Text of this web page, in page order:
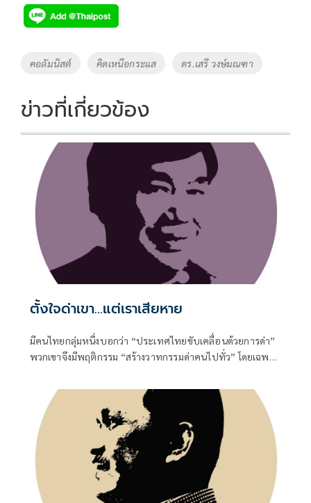
e
b
o
k
tt
er
p
y
Li
k
Tags
คอลัมนิสต์ คิดเหนือกระแส ดร.เสรี วงษ์มณฑา
ข่าวที่เกี่ยวข้อง
ตั้งใจด่าเขา...แต่เราเสียหาย
มีคนไทยกลุ่มหนึ่งบอกว่า “ประเทศไทยขับเคลื่อนด้วยการด่า”
พวกเขาจึงมีพฤติกรรม “สร้างวาทกรรมด่าคนไปทั่ว” โดยเฉพาะ